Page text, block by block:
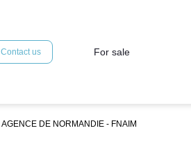
Contact us For sale
AGENCE DE NORMANDIE - FNAIM